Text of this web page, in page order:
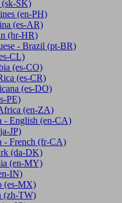
(sk-SK)
(en-PH)
(es-AR)
(hr-HR)
- Brazil (pt-BR)
CL)
(es-CO)
(es-CR)
(es-DO)
PE)
(en-ZA)
- English (en-CA)
JP)
- French (fr-CA)
(da-DK)
(en-MY)
IN)
(es-MX)
(zh-TW)